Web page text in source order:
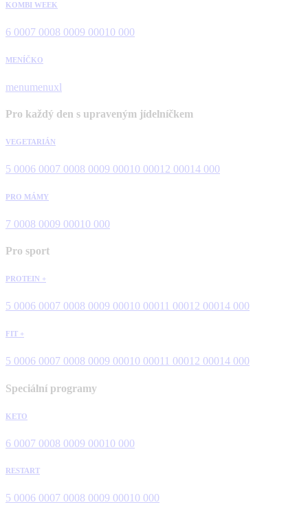
KOMBI WEEK
6 0007 0008 0009 00010 000
MENÍČKO
menumenuxl
Pro každý den s upraveným jídelníčkem
VEGETARIÁN
5 0006 0007 0008 0009 00010 00012 00014 000
PRO MÁMY
7 0008 0009 00010 000
Pro sport
PROTEIN +
5 0006 0007 0008 0009 00010 00011 00012 00014 000
FIT +
5 0006 0007 0008 0009 00010 00011 00012 00014 000
Speciální programy
KETO
6 0007 0008 0009 00010 000
RESTART
5 0006 0007 0008 0009 00010 000